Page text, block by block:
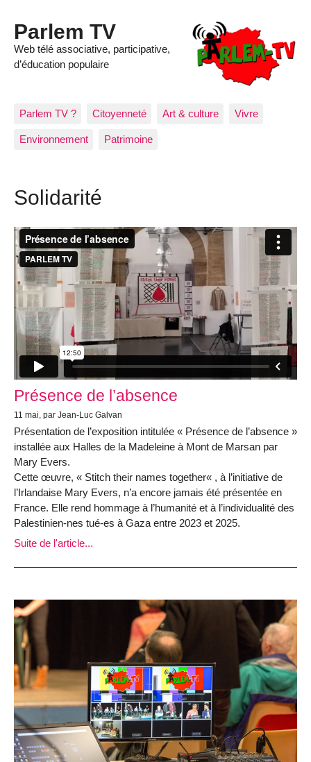
Parlem TV
Web télé associative, participative,
d’éducation populaire
Parlem TV ? Citoyenneté Art & culture Vivre
Environnement Patrimoine
Solidarité
Présence de l’absence
11 mai, par Jean-Luc Galvan
Présentation de l’exposition intitulée « Présence de l’absence »
installée aux Halles de la Madeleine à Mont de Marsan par
Mary Evers.
Cette œuvre, « Stitch their names together« , à l’initiative de
l’Irlandaise Mary Evers, n’a encore jamais été présentée en
France. Elle rend hommage à l’humanité et à l’individualité des
Palestinien-nes tué-es à Gaza entre 2023 et 2025.
Suite de l'article...